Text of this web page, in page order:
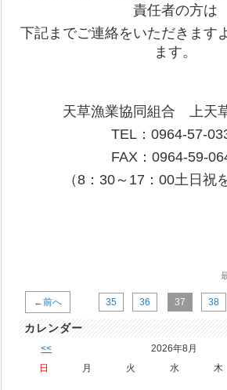
責任者の方は
下記までご連絡をいただきます
ます。
天草漁業協同組合 上天
TEL：0964-57-
FAX：0964-59-
（8：30～17：00土日祝
←前へ 35 36 37 38
カレンダー
<< 2026年8月
日 月 火 水 木